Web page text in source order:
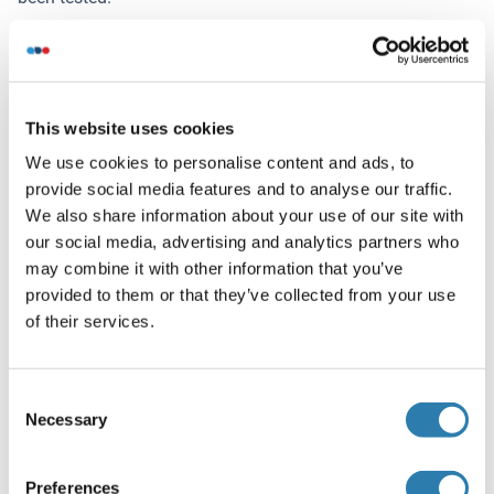
This website uses cookies
We use cookies to personalise content and ads, to
provide social media features and to analyse our traffic.
We also share information about your use of our site with
our social media, advertising and analytics partners who
may combine it with other information that you’ve
provided to them or that they’ve collected from your use
of their services.
Selection
Necessary
Preferences
Stockage
(cache)
Format
Liquid
Lot specific
Buffer
Agent conservateur